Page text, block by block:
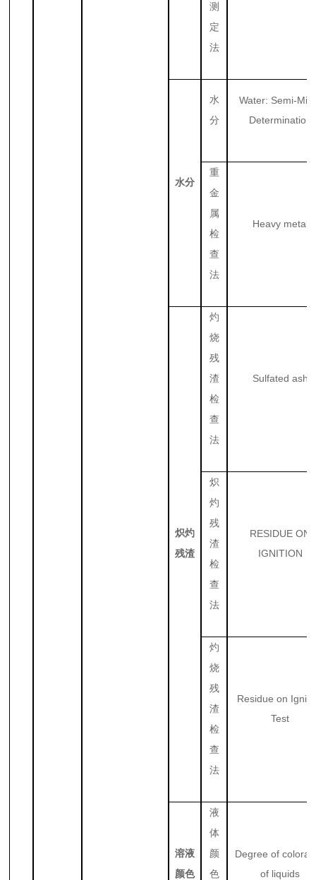
测
定
法
水分
水
分
Water: Semi-
Determination
重
金
属
检
查
法
Heavy metal
炽灼
残渣
灼
烧
残
渣
检
查
法
Sulfated ash
炽
灼
残
渣
检
查
法
RESIDUE ON
IGNITION
灼
烧
残
渣
检
查
法
Residue on
Test
溶液
颜色
液
体
颜
色
Degree of
of liquids